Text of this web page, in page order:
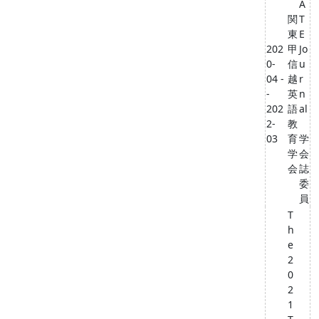
202
0-
04 -
-
202
2-
03
関
東
甲
信
越
英
語
教
育
学
会
A
T
E
Jo
u
r
n
al
学
会
誌
委
員
T
h
e
2
0
2
1